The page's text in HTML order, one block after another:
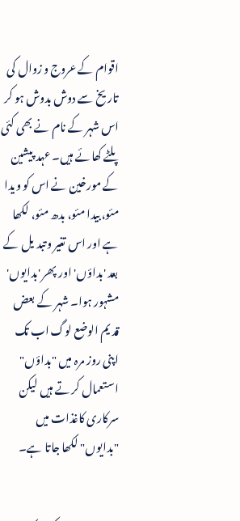
اقوام کے عروج و زوال کی
تاریخ سے دوش بدوش ہو کر
اس شہر کے نام نے بھی کئی
پلٹے کھائے ہیں۔ عہد پیشین
کے مورخین نے اس کو ویدا
مئو، بیدا مئو، بدھ مئو، لکھا
ہے اور اس تغیر و تبدیل کے
بعد 'بداؤں' اور پھر 'بدایوں'
مشہور ہوا۔ شہر کے بعض
قدیم الوضع لوگ اب تک
اپنی روز مرہ میں "بداؤں"
استعمال کرتے ہیں لیکن
سرکاری کاغذات میں
"بدایوں" لکھا جاتا ہے۔